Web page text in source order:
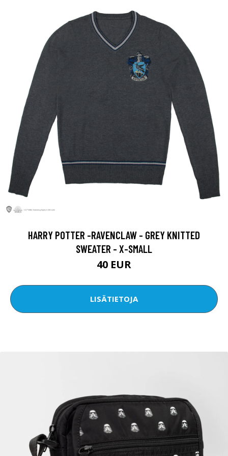
HARRY POTTER -​RAVENCLAW - GREY KNITTED
SWEATER - X-SMALL
40 EUR
LISÄTIETOJA